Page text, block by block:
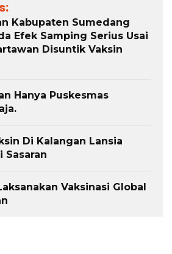
Kabupaten Sumedang
Efek Samping Serius Usai
Disuntik Vaksin
Hanya Puskesmas
Di Kalangan Lansia
Sasaran
Vaksinasi Global